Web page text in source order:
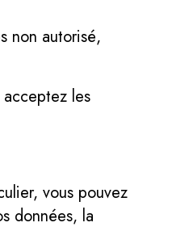
non autorisé,
acceptez les
vous pouvez
données, la